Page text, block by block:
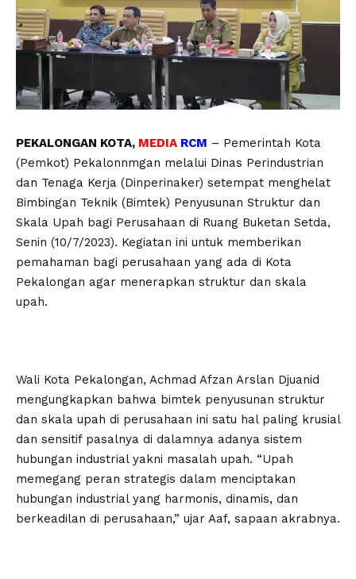
PEKALONGAN KOTA, MEDIA RCM – Pemerintah Kota
(Pemkot) Pekalonnmgan melalui Dinas Perindustrian
dan Tenaga Kerja (Dinperinaker) setempat menghelat
Bimbingan Teknik (Bimtek) Penyusunan Struktur dan
Skala Upah bagi Perusahaan di Ruang Buketan Setda,
Senin (10/7/2023). Kegiatan ini untuk memberikan
pemahaman bagi perusahaan yang ada di Kota
Pekalongan agar menerapkan struktur dan skala
upah.
Wali Kota Pekalongan, Achmad Afzan Arslan Djuanid
mengungkapkan bahwa bimtek penyusunan struktur
dan skala upah di perusahaan ini satu hal paling krusial
dan sensitif pasalnya di dalamnya adanya sistem
hubungan industrial yakni masalah upah. “Upah
memegang peran strategis dalam menciptakan
hubungan industrial yang harmonis, dinamis, dan
berkeadilan di perusahaan,” ujar Aaf, sapaan akrabnya.